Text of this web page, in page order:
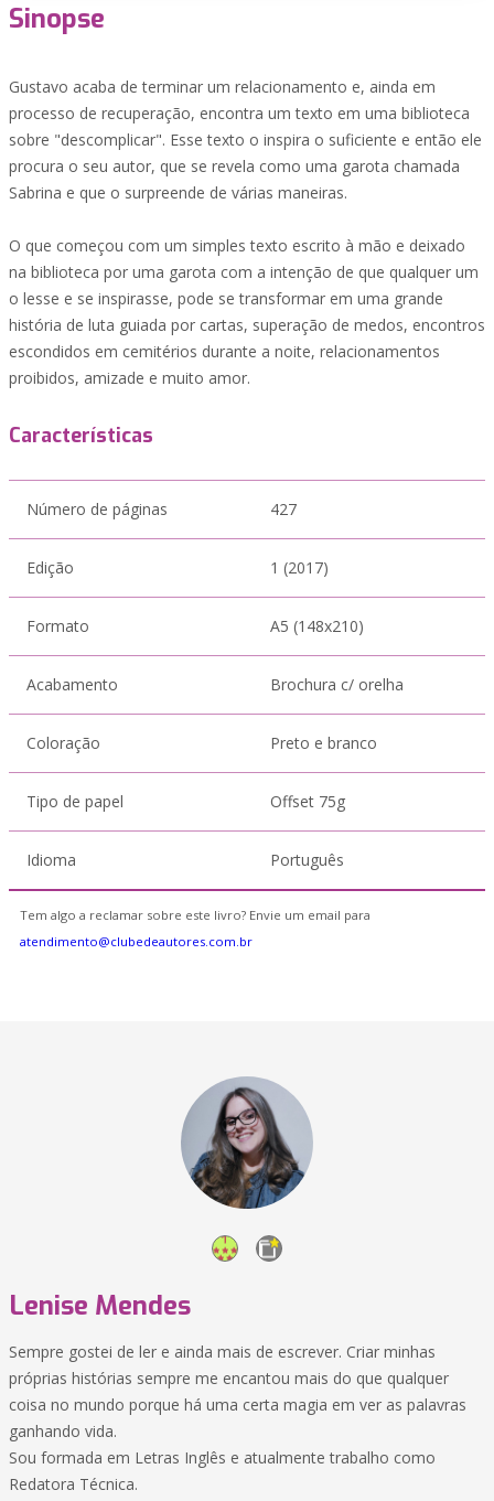
Sinopse
Gustavo acaba de terminar um relacionamento e, ainda em
processo de recuperação, encontra um texto em uma biblioteca
sobre "descomplicar". Esse texto o inspira o suficiente e então ele
procura o seu autor, que se revela como uma garota chamada
Sabrina e que o surpreende de várias maneiras.
O que começou com um simples texto escrito à mão e deixado
na biblioteca por uma garota com a intenção de que qualquer um
o lesse e se inspirasse, pode se transformar em uma grande
história de luta guiada por cartas, superação de medos, encontros
escondidos em cemitérios durante a noite, relacionamentos
proibidos, amizade e muito amor.
Características
Número de páginas 427
Edição 1 (2017)
Formato A5 (148x210)
Acabamento Brochura c/ orelha
Coloração Preto e branco
Tipo de papel Offset 75g
Idioma Português
Tem algo a reclamar sobre este livro? Envie um email para
atendimento@clubedeautores.com.br
Lenise Mendes
Sempre gostei de ler e ainda mais de escrever. Criar minhas
próprias histórias sempre me encantou mais do que qualquer
coisa no mundo porque há uma certa magia em ver as palavras
ganhando vida.
Sou formada em Letras Inglês e atualmente trabalho como
Redatora Técnica.